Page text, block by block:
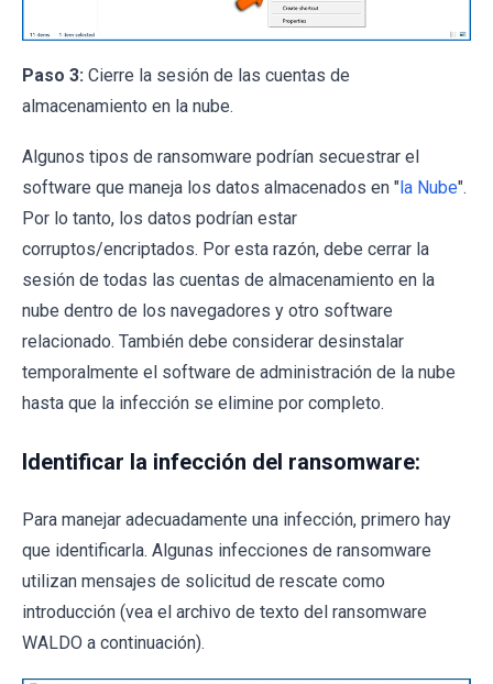
Paso 3: Cierre la sesión de las cuentas de
almacenamiento en la nube.
Algunos tipos de ransomware podrían secuestrar el
software que maneja los datos almacenados en "la Nube".
Por lo tanto, los datos podrían estar
corruptos/encriptados. Por esta razón, debe cerrar la
sesión de todas las cuentas de almacenamiento en la
nube dentro de los navegadores y otro software
relacionado. También debe considerar desinstalar
temporalmente el software de administración de la nube
hasta que la infección se elimine por completo.
Identificar la infección del ransomware:
Para manejar adecuadamente una infección, primero hay
que identificarla. Algunas infecciones de ransomware
utilizan mensajes de solicitud de rescate como
introducción (vea el archivo de texto del ransomware
WALDO a continuación).